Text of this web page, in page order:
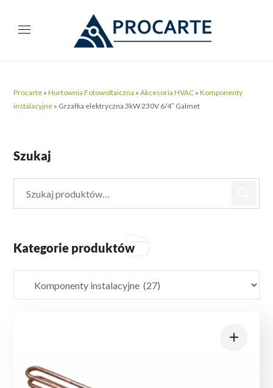
Procarte »Hurtownia Fotowoltaiczna »Akcesoria HVAC »Komponenty
instalacyjne » Grzałka elektryczna 3kW 230V 6/4″ Galmet
Szukaj
Kategorie produktów